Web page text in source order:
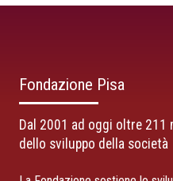
Fondazione Pisa
Dal 2001 ad oggi oltre
dello sviluppo della società